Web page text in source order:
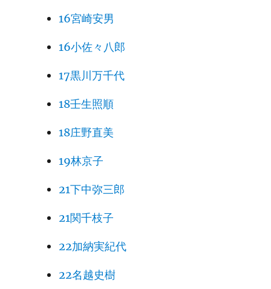
16宮崎安男
16小佐々八郎
17黒川万千代
18壬生照順
18庄野直美
19林京子
21下中弥三郎
21関千枝子
22加納実紀代
22名越史樹